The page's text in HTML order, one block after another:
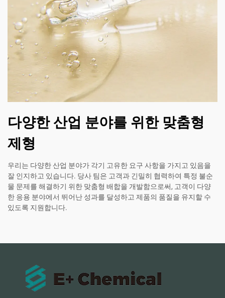
다양한 산업 분야를 위한 맞춤형
제형
우리는 다양한 산업 분야가 각기 고유한 요구 사항을 가지고 있음을
잘 인지하고 있습니다. 당사 팀은 고객과 긴밀히 협력하여 특정 불순
물 문제를 해결하기 위한 맞춤형 배합을 개발함으로써, 고객이 다양
한 응용 분야에서 뛰어난 성과를 달성하고 제품의 품질을 유지할 수
있도록 지원합니다.